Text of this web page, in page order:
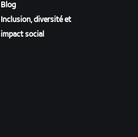
Blog
Inclusion, diversité et
impact social